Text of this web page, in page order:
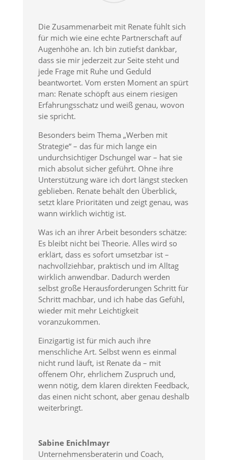
Die Zusammenarbeit mit Renate fühlt sich
für mich wie eine echte Partnerschaft auf
Augenhöhe an. Ich bin zutiefst dankbar,
dass sie mir jederzeit zur Seite steht und
jede Frage mit Ruhe und Geduld
beantwortet. Vom ersten Moment an spürt
man: Renate schöpft aus einem riesigen
Erfahrungsschatz und weiß genau, wovon
sie spricht.
Besonders beim Thema „Werben mit
Strategie“ – das für mich lange ein
undurchsichtiger Dschungel war – hat sie
mich absolut sicher geführt. Ohne ihre
Unterstützung wäre ich dort längst stecken
geblieben. Renate behält den Überblick,
setzt klare Prioritäten und zeigt genau, was
wann wirklich wichtig ist.
Was ich an ihrer Arbeit besonders schätze:
Es bleibt nicht bei Theorie. Alles wird so
erklärt, dass es sofort umsetzbar ist –
nachvollziehbar, praktisch und im Alltag
wirklich anwendbar. Dadurch werden
selbst große Herausforderungen Schritt für
Schritt machbar, und ich habe das Gefühl,
wieder mit mehr Leichtigkeit
voranzukommen.
Einzigartig ist für mich auch ihre
menschliche Art. Selbst wenn es einmal
nicht rund läuft, ist Renate da – mit
offenem Ohr, ehrlichem Zuspruch und,
wenn nötig, dem klaren direkten Feedback,
das einen nicht schont, aber genau deshalb
weiterbringt.
Sabine Enichlmayr
Unternehmensberaterin und Coach,